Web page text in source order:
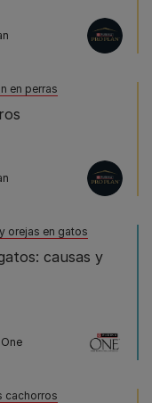
en perras
orejas en gatos
causas y
cachorros